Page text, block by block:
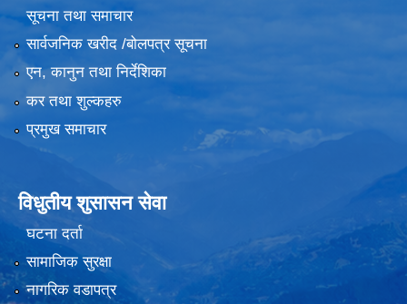
सूचना तथा समाचार
सार्वजनिक खरीद /बोलपत्र सूचना
एन, कानुन तथा निर्देशिका
कर तथा शुल्कहरु
प्रमुख समाचार
विधुतीय शुसासन सेवा
घटना दर्ता
सामाजिक सुरक्षा
नागरिक वडापत्र